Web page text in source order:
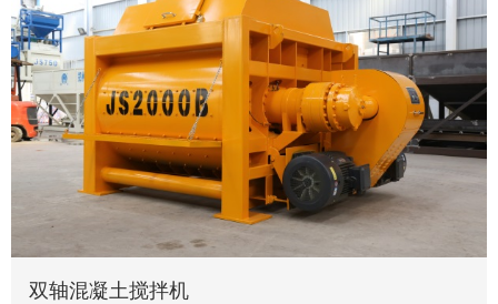
双轴混凝土搅拌机